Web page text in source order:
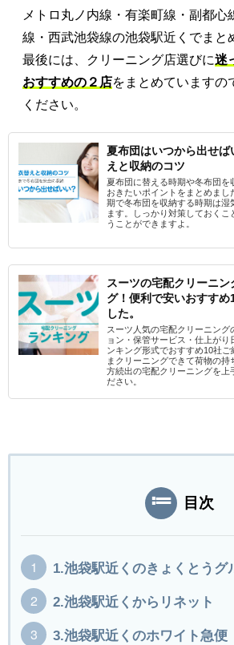
メトロ丸ノ内線・有楽町線・副都心
線・西武池袋線の池袋駅近くでまと
最後には、クリーニング店選びに迷
おすすめの２店をまとめていますの
ください。
夏布団はいつから出せ
えと収納のコツ
夏布団に替える時期や冬布団を
おきたいポイントをまとめま
期で冬布団を収納する時期は湿
ます。しっかり対策しておく
うことができますよ。
スーツの宅配クリーニ
グ！便利で安いおすすめ
した。
スーツ人気の宅配クリーニング
ョン・保管サービス・仕上がり
ンキング形式でおすすめ10社
まクリーニングできて荷物の
方続出の宅配クリーニングを上
ださい。
目次
1.池袋駅近くのきょくとうグ
2.池袋駅近くからリネット
3.池袋駅近くのホワイト急便